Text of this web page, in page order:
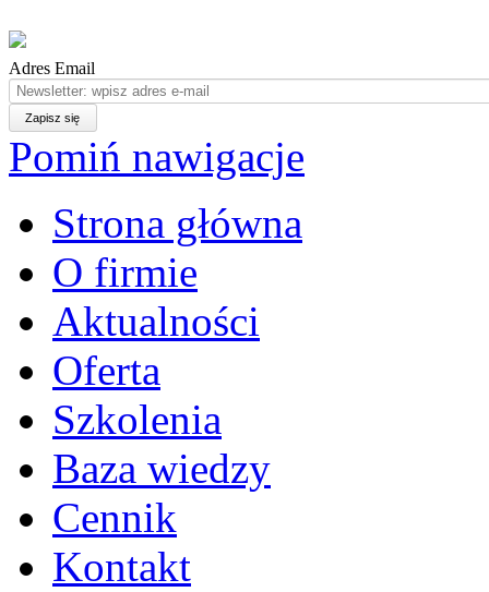
Adres Email
Pomiń nawigacje
Strona główna
O firmie
Aktualności
Oferta
Szkolenia
Baza wiedzy
Cennik
Kontakt